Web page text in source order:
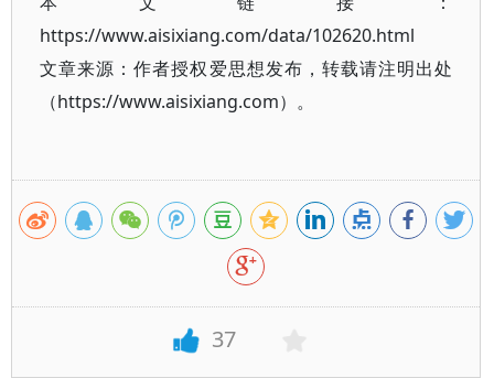
https://www.aisixiang.com/data/102620.html
文章来源：作者授权爱思想发布，转载请注明出处
（https://www.aisixiang.com）。
37